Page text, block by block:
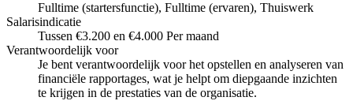
Fulltime (startersfunctie), Fulltime (ervaren), Thuiswerk
Salarisindicatie
Tussen €3.200 en €4.000 Per maand
Verantwoordelijk voor
Je bent verantwoordelijk voor het opstellen en analyseren van
financiële rapportages, wat je helpt om diepgaande inzichten
te krijgen in de prestaties van de organisatie.